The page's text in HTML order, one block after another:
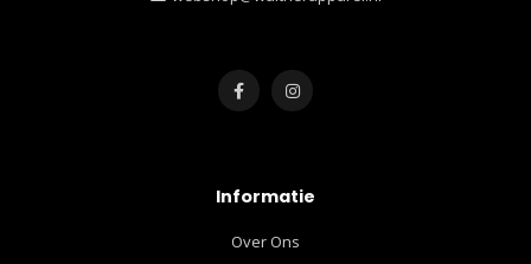
Informatie
Over Ons